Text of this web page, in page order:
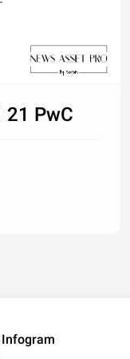
21 PwC